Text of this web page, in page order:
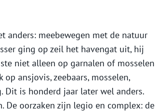
anders: meebewegen met de natuur
ging op zeil het havengat uit, hij
niet alleen op garnalen of mosselen
ansjovis, zeebaars, mosselen,
Dit is honderd jaar later wel anders.
De oorzaken zijn legio en complex: de